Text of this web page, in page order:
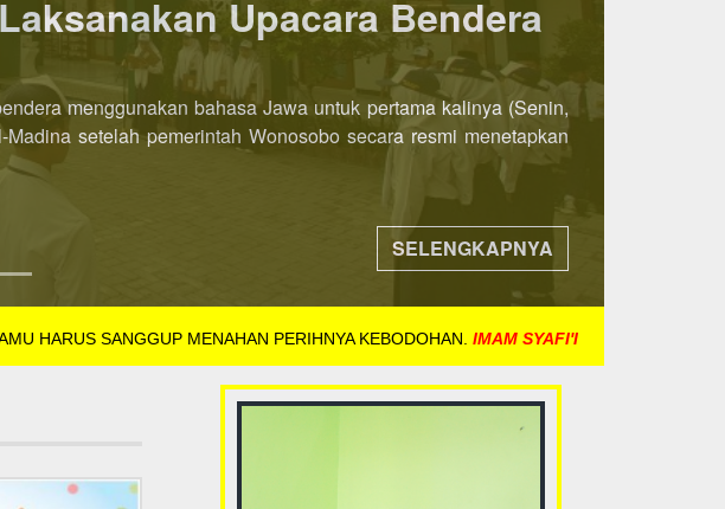
dibuka 8 November 2021
2023 kini dibuka lebih awal. Jika pada tahun-tahun sebelumnya
pertama. Pendaftaran dibuka mulai tanggal 8 November
SELENGKAPNYA
HARUS SANGGUP MENAHAN PERIHNYA KEBODOHAN. IMAM SYAFI'I